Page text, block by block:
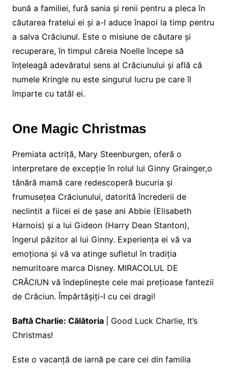
bună a familiei, fură sania și renii pentru a pleca în
căutarea fratelui ei și a-l aduce înapoi la timp pentru
a salva Crăciunul. Este o misiune de căutare și
recuperare, în timpul căreia Noelle începe să
înțeleagă adevăratul sens al Crăciunului și află că
numele Kringle nu este singurul lucru pe care îl
împarte cu tatăl ei.
One Magic Christmas
Premiata actriță, Mary Steenburgen, oferă o
interpretare de excepție în rolul lui Ginny Grainger,o
tânără mamă care redescoperă bucuria și
frumusețea Crăciunului, datorită încrederii de
neclintit a fiicei ei de șase ani Abbie (Elisabeth
Harnois) și a lui Gideon (Harry Dean Stanton),
îngerul păzitor al lui Ginny. Experiența ei vă va
emoționa și vă va atinge sufletul în tradiția
nemuritoare marca Disney. MIRACOLUL DE
CRĂCIUN vă îndeplinește cele mai prețioase fantezii
de Crăciun. Împărtășiți-l cu cei dragi!
Baftă Charlie: Călătoria
| Good Luck Charlie, It’s
Christmas!
Este o vacanță de iarnă pe care cei din familia